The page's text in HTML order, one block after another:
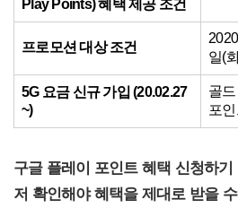
Play Points) 혜택 제공 조건
프로모션 대상 조건
일(
5G 요금 신규 가입 (20.02.27
~)
골
포
구글 플레이 포인트 혜택 신청하
저 확인해야 혜택을 제대로 받을